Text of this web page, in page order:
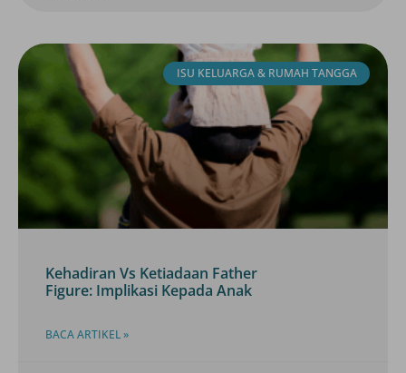
ISU KELUARGA & RUMAH TANGGA
Kehadiran Vs Ketiadaan Father
Figure: Implikasi Kepada Anak
BACA ARTIKEL »